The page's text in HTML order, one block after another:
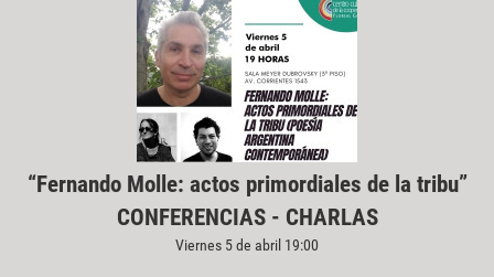
“Fernando Molle: actos primordiales de la tribu”
CONFERENCIAS - CHARLAS
Viernes 5 de abril 19:00